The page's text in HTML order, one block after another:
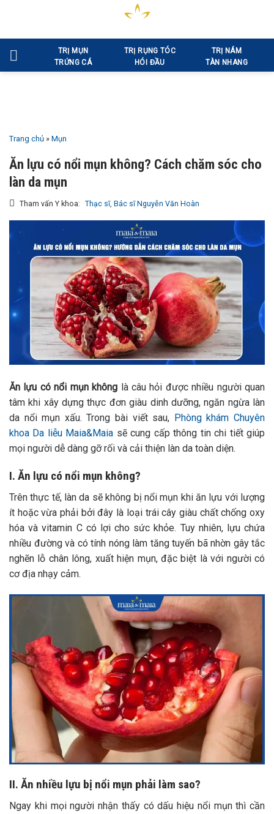
nội
dung
TRỊ MỤN
TRỨNG CÁ
TRỊ RỤNG TÓC
HÓI ĐẦU
TRỊ NÁM
TÀN NHANG
Trang chủ » Mụn
Ăn lựu có nổi mụn không? Cách chăm sóc cho
làn da mụn
Tham vấn Y khoa: Thạc sĩ, Bác sĩ Nguyễn Văn Hoàn
Ăn lựu có nổi mụn không là câu hỏi được nhiều người quan
tâm khi xây dựng thực đơn giàu dinh dưỡng, ngăn ngừa làn
da nổi mụn xấu. Trong bài viết sau, Phòng khám Chuyên
khoa Da liễu Maia&Maia sẽ cung cấp thông tin chi tiết giúp
mọi người dễ dàng gỡ rối và cải thiện làn da toàn diện.
I. Ăn lựu có nổi mụn không?
Trên thực tế, làn da sẽ không bị nổi mụn khi ăn lựu với lượng
ít hoặc vừa phải bởi đây là loại trái cây giàu chất chống oxy
hóa và vitamin C có lợi cho sức khỏe. Tuy nhiên, lựu chứa
nhiều đường và có tính nóng làm tăng tuyến bã nhờn gây tắc
nghẽn lỗ chân lông, xuất hiện mụn, đặc biệt là với người có
cơ địa nhạy cảm.
II. Ăn nhiều lựu bị nổi mụn phải làm sao?
Ngay khi mọi người nhận thấy có dấu hiệu nổi mụn thì cần